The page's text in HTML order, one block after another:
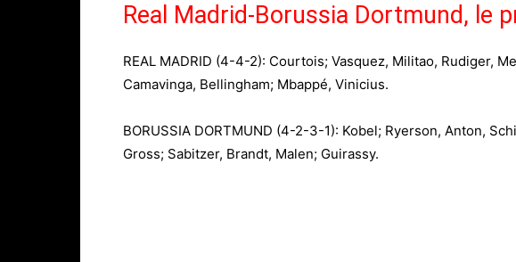
Real Madrid-Borussia Dortmund, le
REAL MADRID (4-4-2): Courtois; Vasquez, Militao, Rudiger,
Camavinga, Bellingham; Mbappé, Vinicius.
BORUSSIA DORTMUND (4-2-3-1): Kobel; Ryerson, Anton,
Gross; Sabitzer, Brandt, Malen; Guirassy.